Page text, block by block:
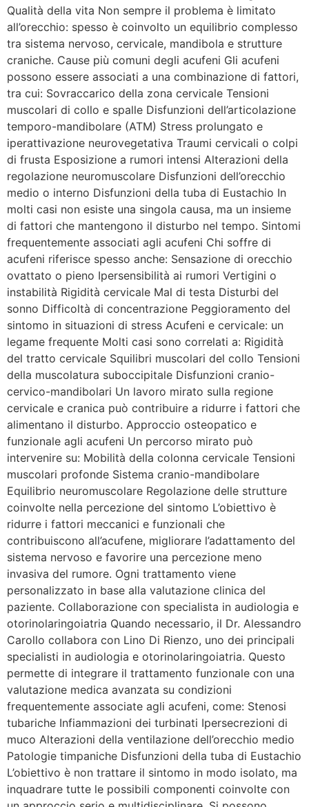
Qualità della vita Non sempre il problema è limitato
all’orecchio: spesso è coinvolto un equilibrio complesso
tra sistema nervoso, cervicale, mandibola e strutture
craniche. Cause più comuni degli acufeni Gli acufeni
possono essere associati a una combinazione di fattori,
tra cui: Sovraccarico della zona cervicale Tensioni
muscolari di collo e spalle Disfunzioni dell’articolazione
temporo-mandibolare (ATM) Stress prolungato e
iperattivazione neurovegetativa Traumi cervicali o colpi
di frusta Esposizione a rumori intensi Alterazioni della
regolazione neuromuscolare Disfunzioni dell’orecchio
medio o interno Disfunzioni della tuba di Eustachio In
molti casi non esiste una singola causa, ma un insieme
di fattori che mantengono il disturbo nel tempo. Sintomi
frequentemente associati agli acufeni Chi soffre di
acufeni riferisce spesso anche: Sensazione di orecchio
ovattato o pieno Ipersensibilità ai rumori Vertigini o
instabilità Rigidità cervicale Mal di testa Disturbi del
sonno Difficoltà di concentrazione Peggioramento del
sintomo in situazioni di stress Acufeni e cervicale: un
legame frequente Molti casi sono correlati a: Rigidità
del tratto cervicale Squilibri muscolari del collo Tensioni
della muscolatura suboccipitale Disfunzioni cranio-
cervico-mandibolari Un lavoro mirato sulla regione
cervicale e cranica può contribuire a ridurre i fattori che
alimentano il disturbo. Approccio osteopatico e
funzionale agli acufeni Un percorso mirato può
intervenire su: Mobilità della colonna cervicale Tensioni
muscolari profonde Sistema cranio-mandibolare
Equilibrio neuromuscolare Regolazione delle strutture
coinvolte nella percezione del sintomo L’obiettivo è
ridurre i fattori meccanici e funzionali che
contribuiscono all’acufene, migliorare l’adattamento del
sistema nervoso e favorire una percezione meno
invasiva del rumore. Ogni trattamento viene
personalizzato in base alla valutazione clinica del
paziente. Collaborazione con specialista in audiologia e
otorinolaringoiatria Quando necessario, il Dr. Alessandro
Carollo collabora con Lino Di Rienzo, uno dei principali
specialisti in audiologia e otorinolaringoiatria. Questo
permette di integrare il trattamento funzionale con una
valutazione medica avanzata su condizioni
frequentemente associate agli acufeni, come: Stenosi
tubariche Infiammazioni dei turbinati Ipersecrezioni di
muco Alterazioni della ventilazione dell’orecchio medio
Patologie timpaniche Disfunzioni della tuba di Eustachio
L’obiettivo è non trattare il sintomo in modo isolato, ma
inquadrare tutte le possibili componenti coinvolte con